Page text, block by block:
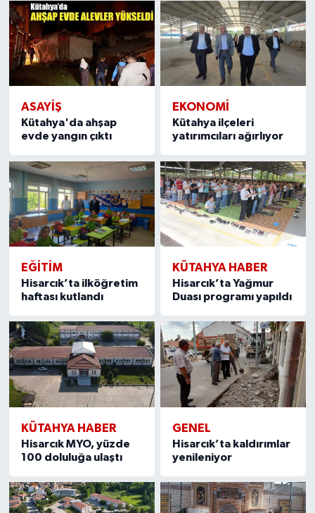
ASAYIŞ
Kütahya'da ahşap
evde yangın çıktı
EKONOMI
Kütahya ilçeleri
yatırımcıları ağırlıyor
EĞITIM
Hisarcık’ta ilköğretim
haftası kutlandı
KÜTAHYA HABER
Hisarcık’ta Yağmur
Duası programı yapıldı
KÜTAHYA HABER
Hisarcık MYO, yüzde
100 doluluğa ulaştı
GENEL
Hisarcık’ta kaldırımlar
yenileniyor